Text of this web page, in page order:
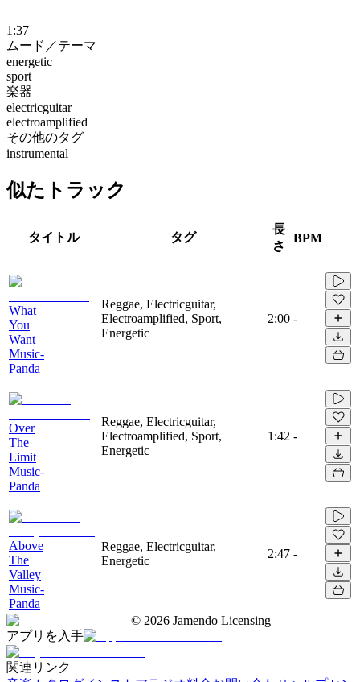
1:37
ムード／テーマ
energetic
sport
楽器
electricguitar
electroamplified
その他のタグ
instrumental
似たトラック
タイトル タグ
長
さ
BPM
What
You
Want
Music-
Panda
Reggae, Electricguitar,
Electroamplified, Sport,
Energetic
2:00 -
Over
The
Limit
Music-
Panda
Reggae, Electricguitar,
Electroamplified, Sport,
Energetic
1:42 -
Above
The
Valley
Music-
Panda
Reggae, Electricguitar,
Energetic
2:47 -
© 2026 Jamendo Licensing
アプリを入手
関連リンク